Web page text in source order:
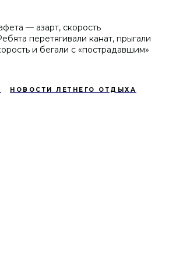
— азарт, скорость
перетягивали канат, прыгали
и бегали с «пострадавшим»
НОВОСТИ ЛЕТНЕГО ОТДЫХА